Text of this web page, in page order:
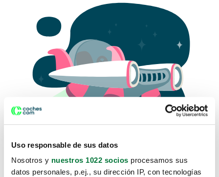
Uso responsable de sus datos
Nosotros y nuestros 1022 socios procesamos sus
datos personales, p.ej., su dirección IP, con tecnologías